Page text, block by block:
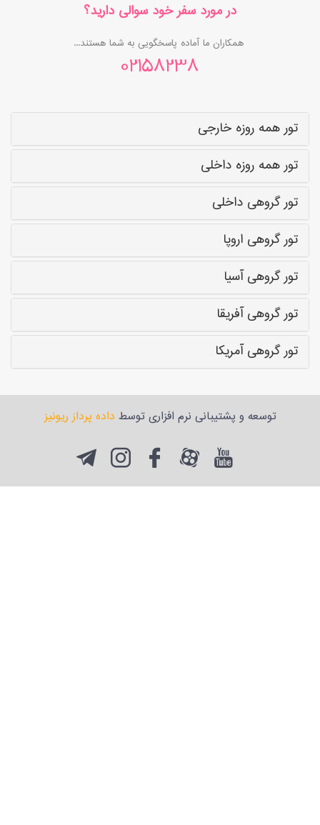
در مورد سفر خود سوالی دارید؟
همکاران ما آماده پاسخگویی به شما هستند...
02158238
تور همه روزه خارجی
تور همه روزه داخلی
تور گروهی داخلی
تور گروهی اروپا
تور گروهی آسیا
تور گروهی آفریقا
تور گروهی آمریکا
توسعه و پشتیبانی نرم افزاری توسط داده پرداز ریونیز